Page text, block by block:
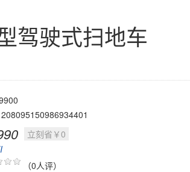
驾驶式扫地车
立刻省￥0
（0人评）